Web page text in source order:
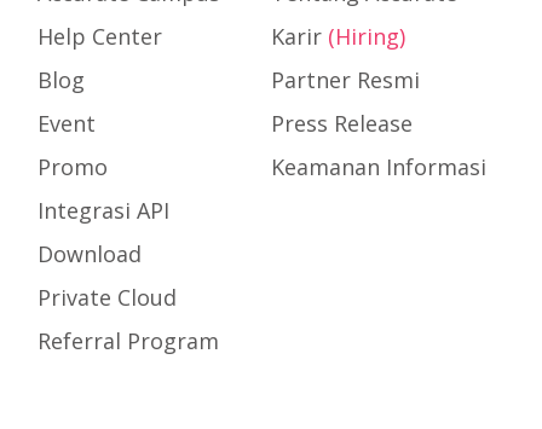
Help Center
Blog
Event
Promo
Integrasi API
Download
Private Cloud
Referral Program
Karir (Hiring)
Partner Resmi
Press Release
Keamanan Informasi